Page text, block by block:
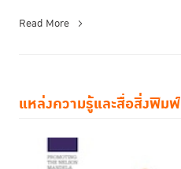
Read More
แหล่งความรู้และสื่อสิ่งพิมพ์